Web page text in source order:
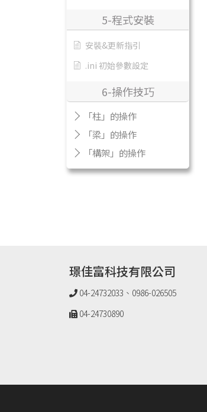
5-程式安裝
安裝&更新指引
.ini 初始參數設定
6-操作技巧
「柱」的操作
「梁」的操作
「構架」的操作
璟佳富科技有限公司
04-24732033、0986-026505
04-24730890